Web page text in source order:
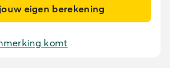
eigen berekening
komt